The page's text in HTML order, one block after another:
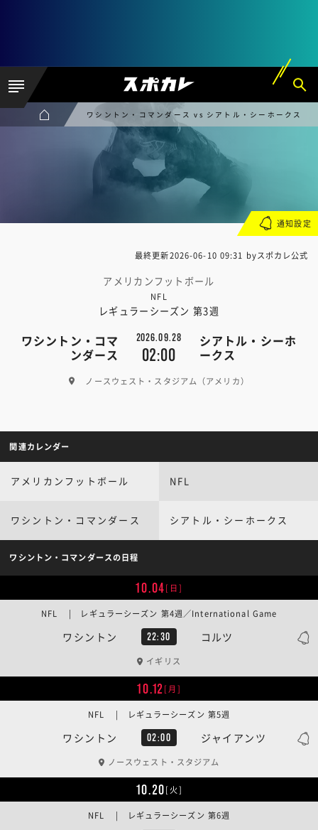
ワシントン・コマンダース vs シアトル・シーホークス
最終更新2026-06-10 09:31 byスポカレ公式
アメリカンフットボール
NFL
レギュラーシーズン 第3週
ワシントン・コマ
ンダース
2026.09.28
02:00
シアトル・シーホ
ークス
ノースウェスト・スタジアム（アメリカ）
通知設定
関連カレンダー
アメリカンフットボール NFL
ワシントン・コマンダース シアトル・シーホークス
ワシントン・コマンダースの日程
10.04[日]
ワシントン 22:30 コルツ
NFL | レギュラーシーズン 第4週／International Game
イギリス
10.12[月]
ワシントン 02:00 ジャイアンツ
NFL | レギュラーシーズン 第5週
ノースウェスト・スタジアム
10.20[火]
NFL | レギュラーシーズン 第6週